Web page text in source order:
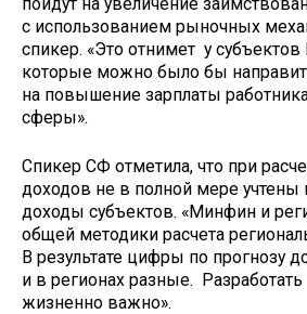
с использованием рыночных
спикер. «Это отнимет у
которые можно было бы
на повышение зарплаты
сферы».
Спикер СФ отметила, что при
доходов не в полной мере
доходы субъектов. «Минфин и
общей методики расчета
В результате цифры по прогнозу
и в регионах разные.
жизненно важно».